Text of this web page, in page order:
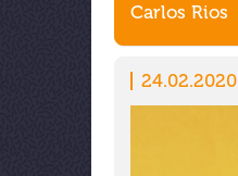
Carlos Rios
24.02.2020